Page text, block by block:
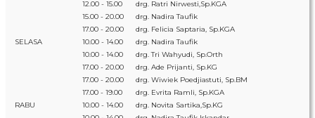
12.00 - 15.00
drg. Ratri Nirwesti,Sp.KGA
15.00 - 20.00
drg. Nadira Taufik
17.00 - 20.00
drg. Felicia Saptaria, Sp.KGA
SELASA
10.00 - 14.00
drg. Nadira Taufik
10.00 - 14.00
drg. Tri Wahyudi, Sp.Orth
17.00 - 20.00
drg. Ade Prijanti, Sp.KG
17.00 - 20.00
drg. Wiwiek Poedjiastuti, Sp.BM
17.00 - 19.00
drg. Evrita Ramli, Sp.KGA
RABU
10.00 - 14.00
drg. Novita Sartika,Sp.KG